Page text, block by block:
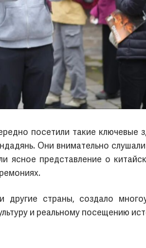
посетили такие ключевые
Они внимательно
ясное представление о
страны, создало
и реальному посещению